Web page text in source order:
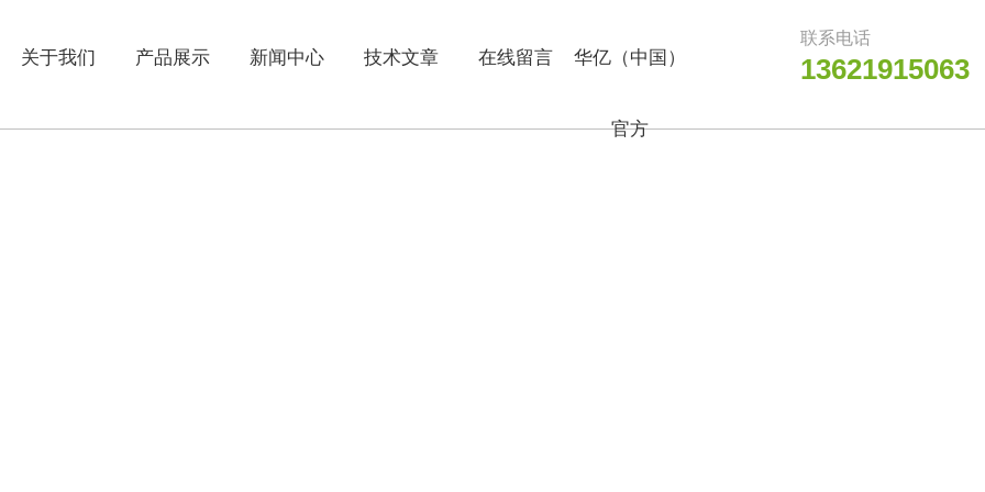
关于我们 产品展示 新闻中心 技术文章 在线留言 华亿（中国）
官方
联系电话
13621915063